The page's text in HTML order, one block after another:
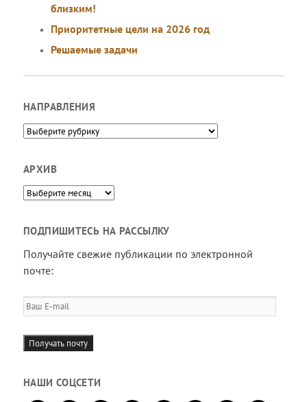
близким!
Приоритетные цели на 2026 год
Решаемые задачи
НАПРАВЛЕНИЯ
Направления
АРХИВ
Архив
ПОДПИШИТЕСЬ НА РАССЫЛКУ
Получайте свежие публикации по электронной
почте:
Ваш
E-
mail
Получать почту
НАШИ СОЦСЕТИ